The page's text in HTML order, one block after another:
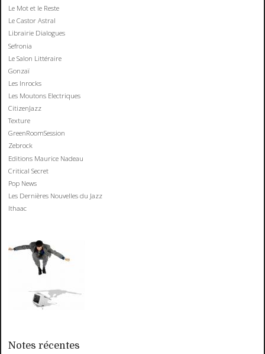
Le Mot et le Reste
Le Castor Astral
Librairie Dialogues
Sefronia
Le Salon Littéraire
Gonzaï
Les Inrocks
Les Moutons Electriques
CitizenJazz
Texture
GreenRoomSession
Zebrock
Editions Maurice Nadeau
Critical Secret
Pop News
Les Dernières Nouvelles du Jazz
Ithaac
Notes récentes